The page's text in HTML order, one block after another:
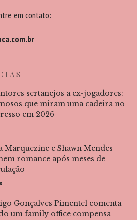
em contato:
sertanejos a ex-jogadores:
que miram uma cadeira no
em 2026
Marquezine e Shawn Mendes
romance após meses de
Gonçalves Pimentel comenta
um family office compensa